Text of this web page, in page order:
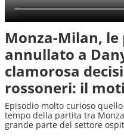
Monza-Milan,
annullato a
clamorosa
rossoneri: il
Episodio molto curioso
tempo della partita tra
grande parte del settore